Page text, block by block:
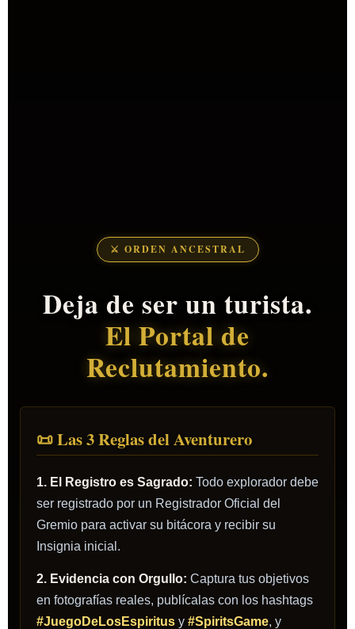
⚔️ ORDEN ANCESTRAL
Deja de ser un turista.
El Portal de
Reclutamiento.
📜 Las 3 Reglas del Aventurero
1. El Registro es Sagrado: Todo explorador debe
ser registrado por un Registrador Oficial del
Gremio para activar su bitácora y recibir su
Insignia inicial.
2. Evidencia con Orgullo: Captura tus objetivos
en fotografías reales, publícalas con los hashtags
#JuegoDeLosEspiritus y #SpiritsGame, y